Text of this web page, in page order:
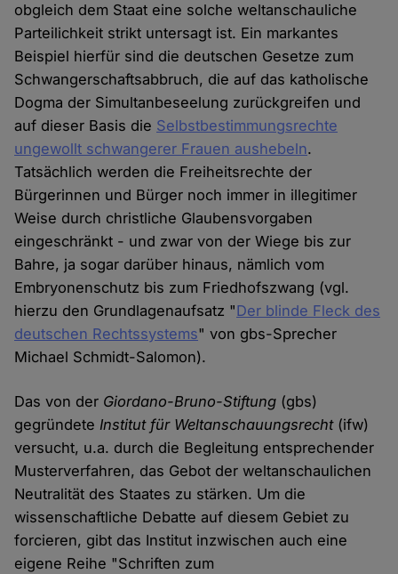
obgleich dem Staat eine solche weltanschauliche
Parteilichkeit strikt untersagt ist. Ein markantes
Beispiel hierfür sind die deutschen Gesetze zum
Schwangerschaftsabbruch, die auf das katholische
Dogma der Simultanbeseelung zurückgreifen und
auf dieser Basis die Selbstbestimmungsrechte
ungewollt schwangerer Frauen aushebeln.
Tatsächlich werden die Freiheitsrechte der
Bürgerinnen und Bürger noch immer in illegitimer
Weise durch christliche Glaubensvorgaben
eingeschränkt - und zwar von der Wiege bis zur
Bahre, ja sogar darüber hinaus, nämlich vom
Embryonenschutz bis zum Friedhofszwang (vgl.
hierzu den Grundlagenaufsatz "Der blinde Fleck des
deutschen Rechtssystems" von gbs-Sprecher
Michael Schmidt-Salomon).
Das von der Giordano-Bruno-Stiftung (gbs)
gegründeteInstitut für Weltanschauungsrecht(ifw)
versucht, u.a. durch die Begleitung entsprechender
Musterverfahren, das Gebot der weltanschaulichen
Neutralität des Staates zu stärken. Um die
wissenschaftliche Debatte auf diesem Gebiet zu
forcieren, gibt das Institut inzwischen auch eine
eigene Reihe "Schriften zum